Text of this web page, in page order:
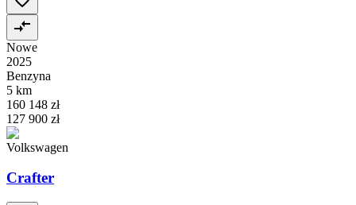
Nowe
2025
Benzyna
5 km
160 148 zł
127 900 zł
Volkswagen
Crafter